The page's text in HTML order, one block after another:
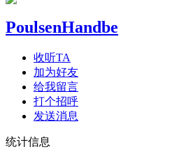
PoulsenHandbe
收听TA
加为好友
给我留言
打个招呼
发送消息
统计信息